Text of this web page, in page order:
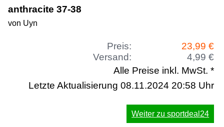
anthracite 37-38
von Uyn
Preis:
23,99 €
Versand:
4,99 €
Alle Preise inkl. MwSt. *
Letzte Aktualisierung 08.11.2024 20:58 Uhr
Weiter zu sportdeal24